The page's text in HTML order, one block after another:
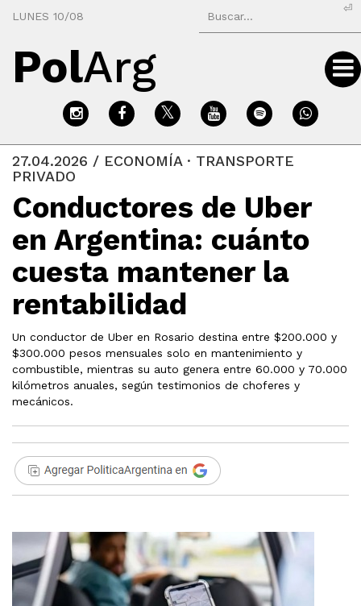
LUNES 10/08
⏎
PolArg
27.04.2026 / ECONOMÍA · TRANSPORTE
PRIVADO
Conductores de Uber
en Argentina: cuánto
cuesta mantener la
rentabilidad
Un conductor de Uber en Rosario destina entre $200.000 y
$300.000 pesos mensuales solo en mantenimiento y
combustible, mientras su auto genera entre 60.000 y 70.000
kilómetros anuales, según testimonios de choferes y
mecánicos.